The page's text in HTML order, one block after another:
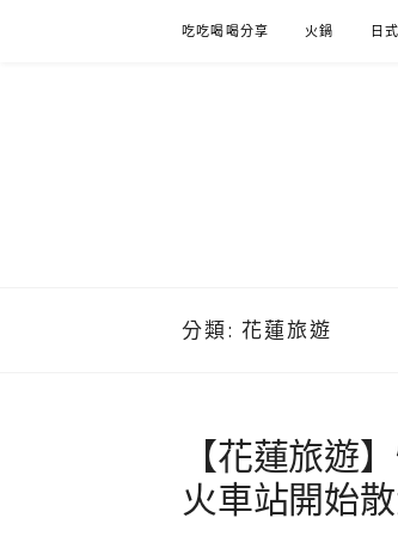
吃吃喝喝分享 火鍋 日
分類: 花蓮旅遊
【花蓮旅遊
火車站開始